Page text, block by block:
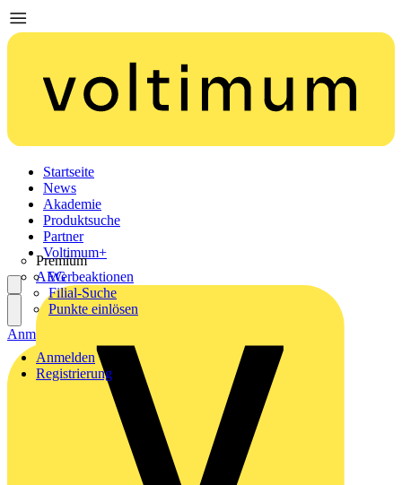
Startseite
News
Akademie
Produktsuche
Partner
Premium
AEG
Voltimum+
Werbeaktionen
Filial-Suche
Punkte einlösen
Anmelden
Registrierung
Anmelden